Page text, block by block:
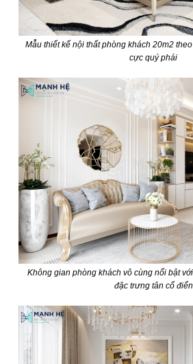
Mẫu thiết kế nội thất phòng khách 20m2
cực quý phái
Không gian phòng khách vô cùng nổi bật
đặc trưng tân cổ điển